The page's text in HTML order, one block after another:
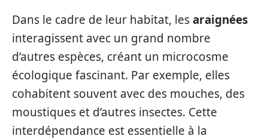
Dans le cadre de leur habitat, lesaraignées
interagissent avec un grand nombre
d’autres espèces, créant un microcosme
écologique fascinant. Par exemple, elles
cohabitent souvent avec des mouches, des
moustiques et d’autres insectes. Cette
interdépendance est essentielle à la